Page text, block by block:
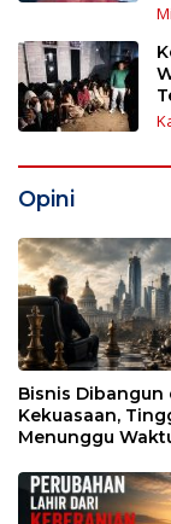
Opini
Bisnis Dibangun
Kekuasaan,
Menunggu